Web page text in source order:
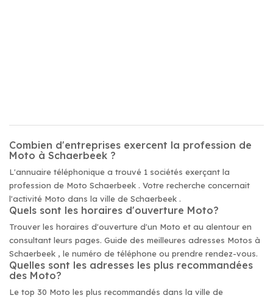
Combien d'entreprises exercent la profession de
Moto à Schaerbeek ?
L'annuaire téléphonique a trouvé 1 sociétés exerçant la
profession de Moto Schaerbeek . Votre recherche concernait
l'activité Moto dans la ville de Schaerbeek .
Quels sont les horaires d'ouverture Moto?
Trouver les horaires d'ouverture d'un Moto et au alentour en
consultant leurs pages. Guide des meilleures adresses Motos à
Schaerbeek , le numéro de téléphone ou prendre rendez-vous.
Quelles sont les adresses les plus recommandées
des Moto?
Le top 30 Moto les plus recommandés dans la ville de